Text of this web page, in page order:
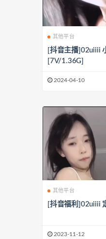
其他平台
[抖音主播]02uiiii
[7V/1.36G]
2024-04-10
其他平台
[抖音福利]02uiiii
2023-11-12